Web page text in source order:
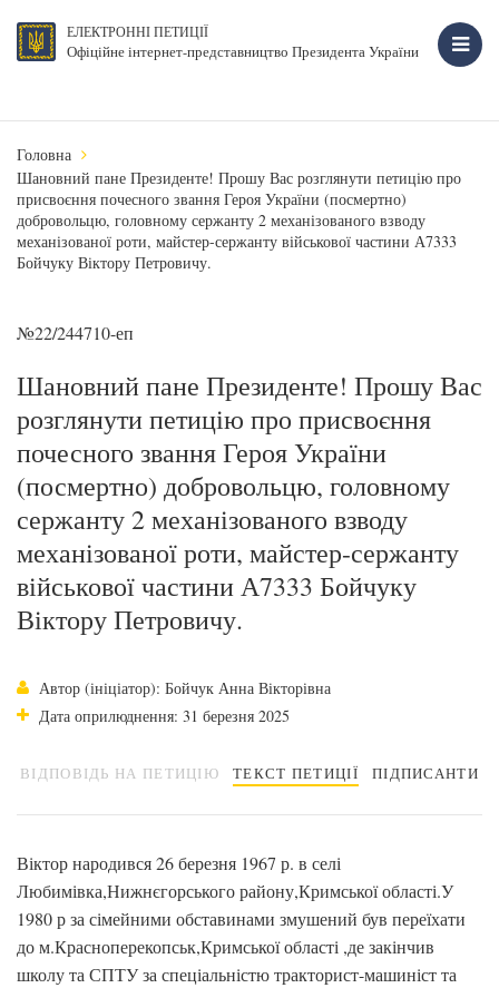
ЕЛЕКТРОННІ ПЕТИЦІЇ
Офіційне інтернет-представництво Президента України
Головна
Шановний пане Президенте! Прошу Вас розглянути петицію про
присвоєння почесного звання Героя України (посмертно)
добровольцю, головному сержанту 2 механізованого взводу
механізованої роти, майстер-сержанту військової частини А7333
Бойчуку Віктору Петровичу.
№22/244710-еп
Шановний пане Президенте! Прошу Вас
розглянути петицію про присвоєння
почесного звання Героя України
(посмертно) добровольцю, головному
сержанту 2 механізованого взводу
механізованої роти, майстер-сержанту
військової частини А7333 Бойчуку
Віктору Петровичу.
Автор (ініціатор): Бойчук Анна Вікторівна
Дата оприлюднення: 31 березня 2025
ВІДПОВІДЬ НА ПЕТИЦІЮ ТЕКСТ ПЕТИЦІЇ ПІДПИСАНТИ
Віктор народився 26 березня 1967 р. в селі
Любимівка,Нижнєгорського району,Кримської області.У
1980 р за сімейними обставинами змушений був переїхати
до м.Красноперекопськ,Кримської області ,де закінчив
школу та СПТУ за спеціальністю тракторист-машиніст та